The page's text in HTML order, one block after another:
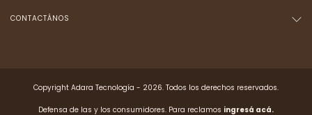
CONTACTÁNOS
Copyright Adara Tecnología - 2026. Todos los derechos reservados.
Defensa de las y los consumidores. Para reclamos ingresá acá.